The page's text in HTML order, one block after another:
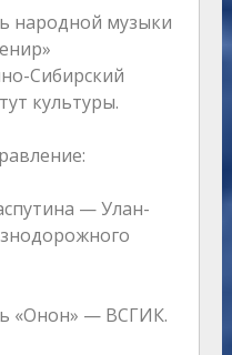
народной музыки
Сибирский
культуры.
— Улан-
«Онон» — ВСГИК.